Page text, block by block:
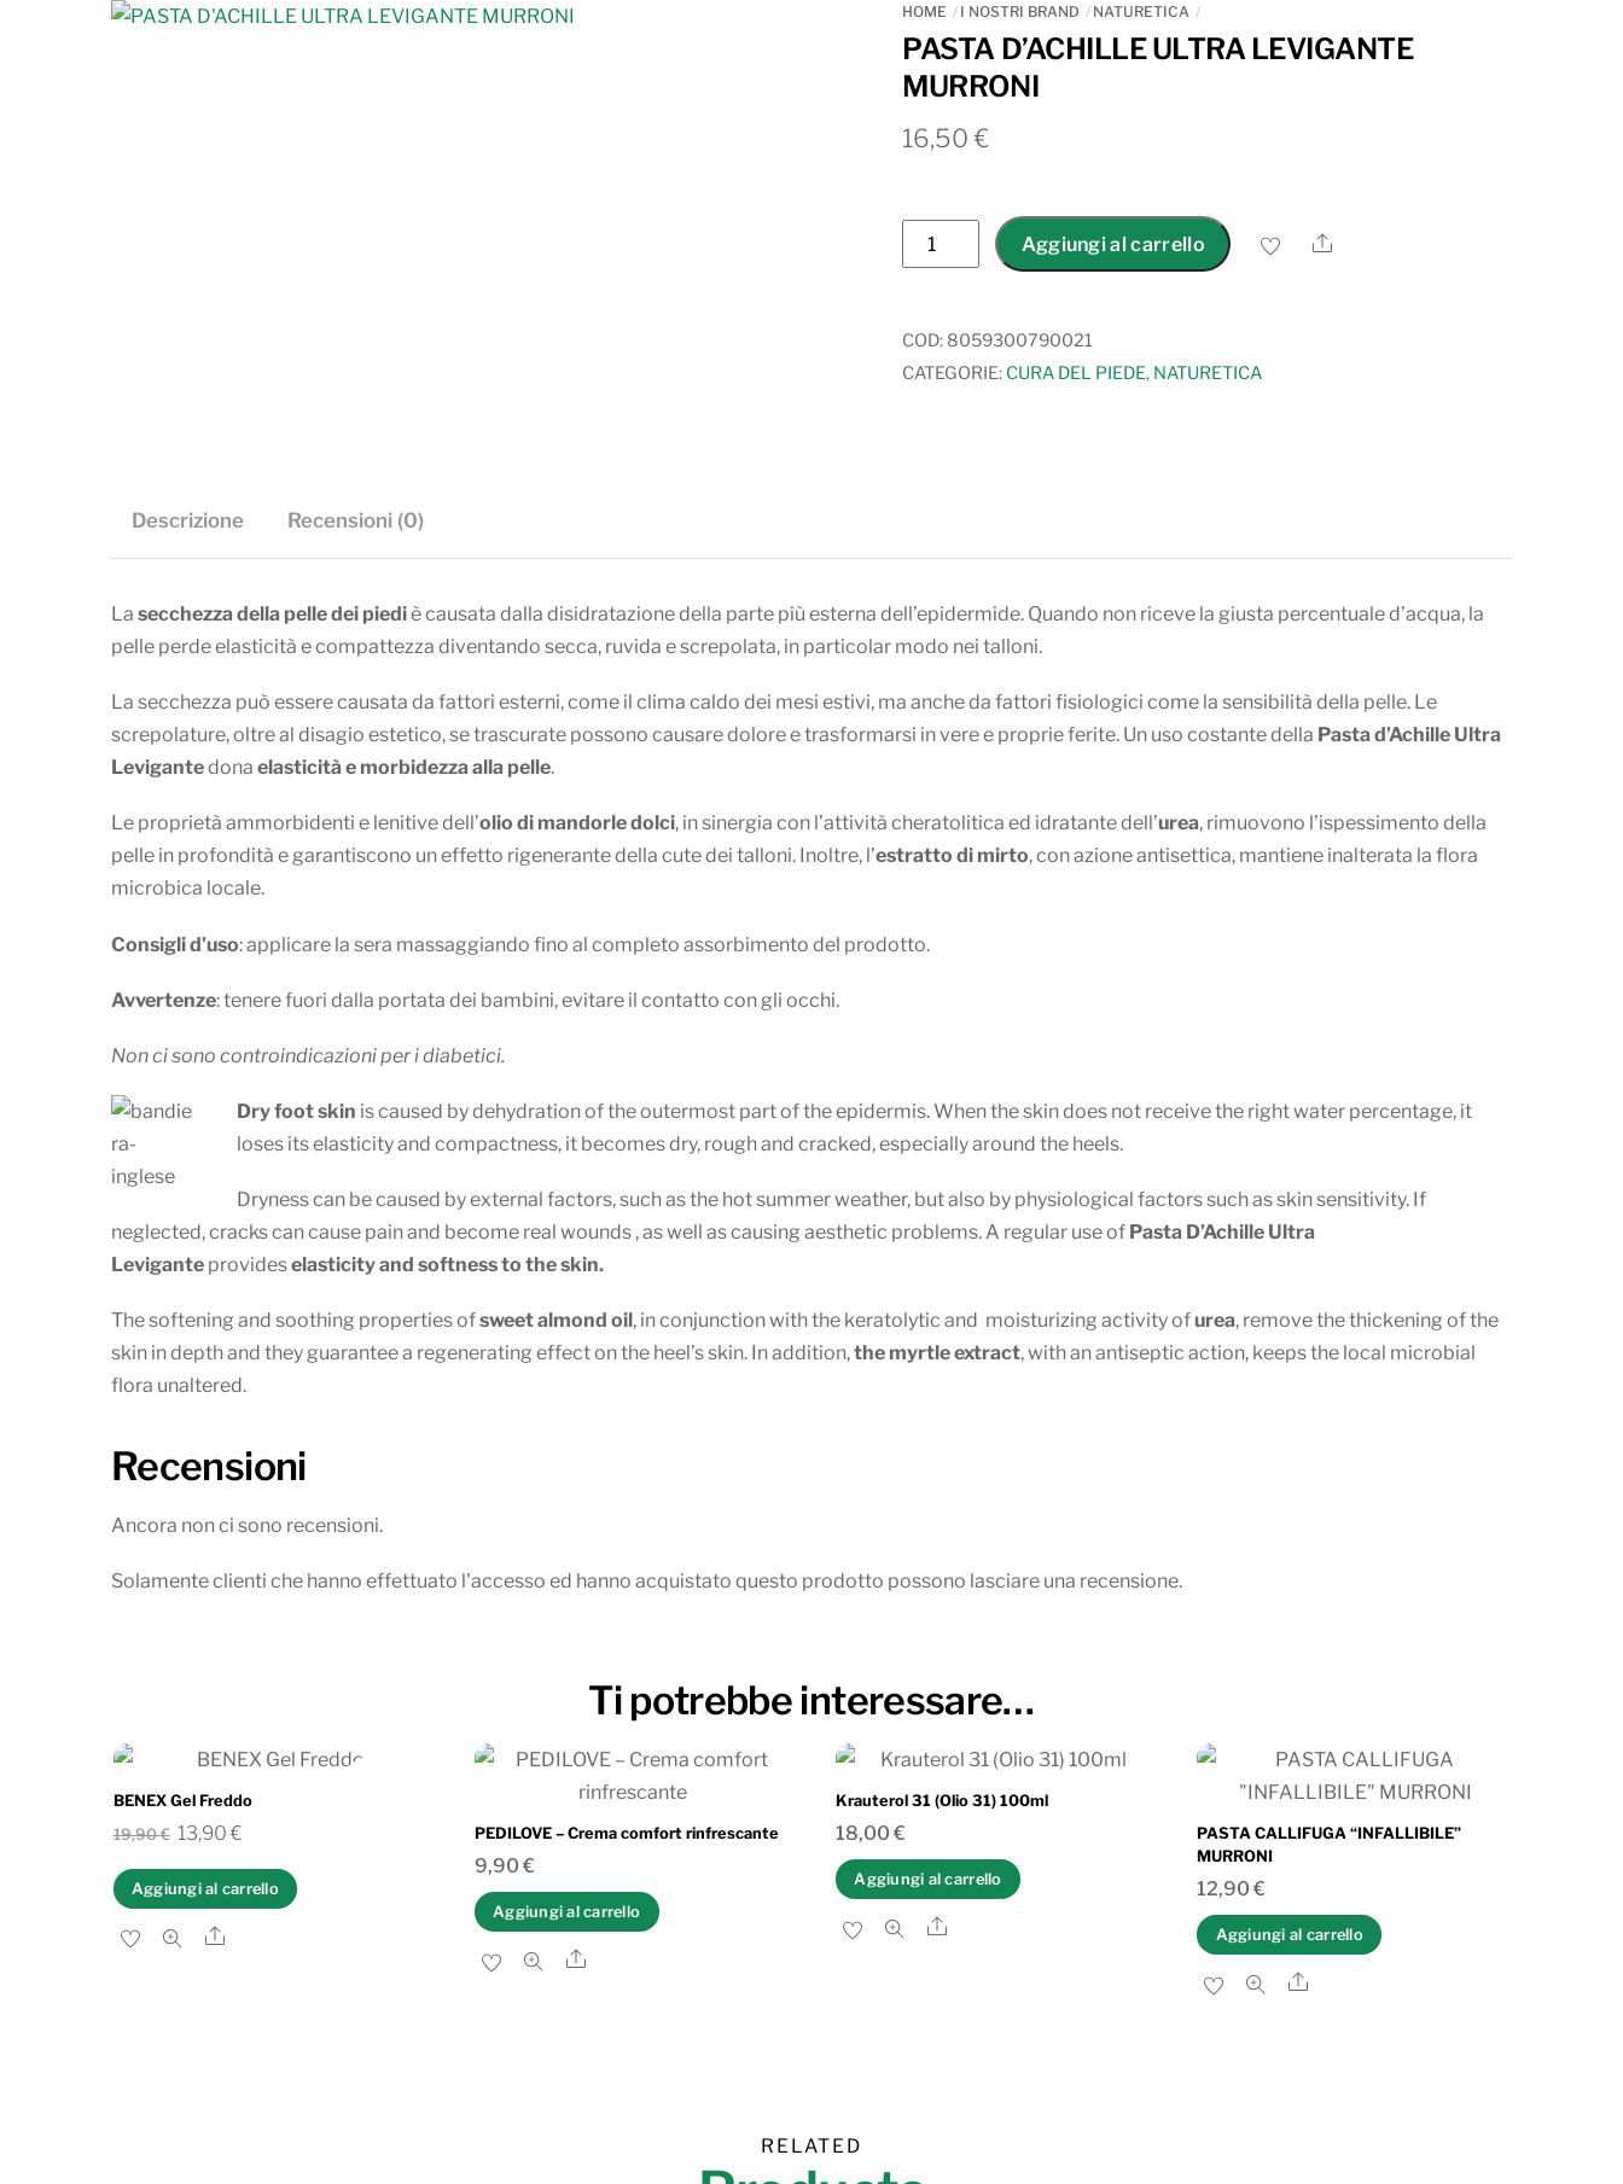
HOME I NOSTRI BRAND NATURETICA
PASTA D’ACHILLE ULTRA LEVIGANTE
MURRONI
16,50€
PASTA
D'ACHILLE
LEVIGANTE
MURRONI
Aggiungi al carrello Share
COD: 8059300790021
CATEGORIE: CURA DEL PIEDE, NATURETICA
Descrizione Recensioni (0)
La secchezza della pelle dei piediè causata dalla disidratazione della parte più esterna dell’epidermide. Quando non riceve la giusta percentuale d’acqua, la
pelle perde elasticità e compattezza diventando secca, ruvida e screpolata, in particolar modo nei talloni.
La secchezza può essere causata da fattori esterni, come il clima caldo dei mesi estivi, ma anche da fattori fisiologici come la sensibilità della pelle. Le
screpolature, oltre al disagio estetico, se trascurate possono causare dolore e trasformarsi in vere e proprie ferite. Un uso costante della Pasta d’Achille Ultra
Levigantedona elasticità e morbidezza alla pelle.
Le proprietà ammorbidenti e lenitive dell’olio di mandorle dolci, in sinergia con l’attività cheratolitica ed idratante dell’urea, rimuovono l’ispessimento della
pelle in profondità e garantiscono un effetto rigenerante della cute dei talloni. Inoltre, l’estratto di mirto, con azione antisettica, mantiene inalterata la flora
microbica locale.
Consigli d’uso: applicare la sera massaggiando fino al completo assorbimento del prodotto.
Avvertenze: tenere fuori dalla portata dei bambini, evitare il contatto con gli occhi.
Non ci sono controindicazioni per i diabetici.
Dry foot skin is caused by dehydration of the outermost part of the epidermis. When the skin does not receive the right water percentage, it
loses its elasticity and compactness, it becomes dry, rough and cracked, especially around the heels.
Dryness can be caused by external factors, such as the hot summer weather, but also by physiological factors such as skin sensitivity. If
neglected, cracks can cause pain and become real wounds , as well as causing aesthetic problems. A regular use of Pasta D’Achille Ultra
Levigante provideselasticity and softness to the skin.
The softening and soothing properties ofsweet almond oil , in conjunction with the keratolytic and moisturizing activity ofurea, remove the thickening of the
skin in depth and they guarantee a regenerating effect on the heel’s skin. In addition,the myrtle extract, with an antiseptic action, keeps the local microbial
flora unaltered.
Recensioni
Ancora non ci sono recensioni.
Solamente clienti che hanno effettuato l'accesso ed hanno acquistato questo prodotto possono lasciare una recensione.
Ti potrebbe interessare…
BENEX Gel Freddo
19,90€ Il
prezzo
originale
era:
13,90€Il
prezzo
attuale
Aggiungi al carrello
Share
​PEDILOVE – Crema comfort rinfrescante
9,90 €
Aggiungi al carrello
Share
Krauterol 31 (Olio 31) 100ml
18,00€
Aggiungi al carrello
Share
PASTA CALLIFUGA “INFALLIBILE”
MURRONI
12,90€
Aggiungi al carrello
Share
RELATED